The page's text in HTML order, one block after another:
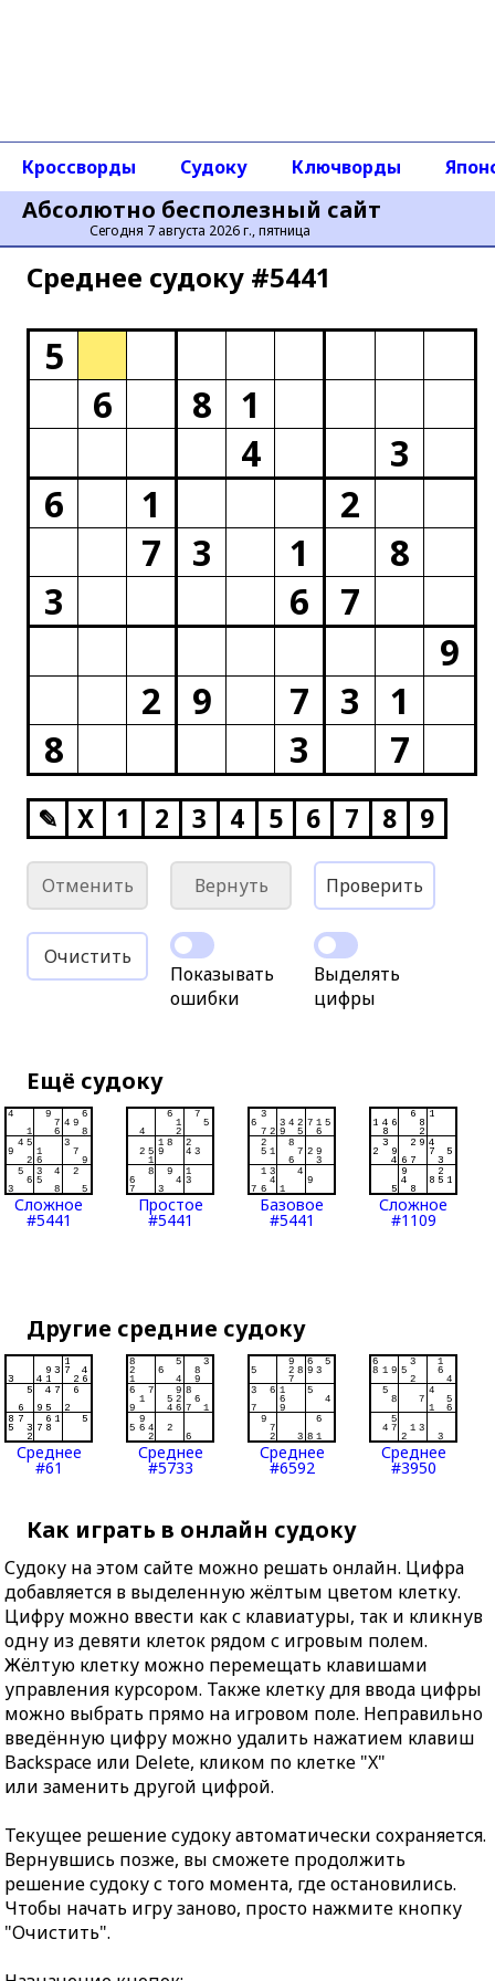
Абсолютно бесполезный сайт
Сегодня 7 августа 2026 г., пятница
Кроссворды Судоку Ключворды
Среднее cудоку #5441
5
6
8
1
4
3
6
1
2
7
3 1
8
3
6
7
9
2
9 7 3
1
8
3 7
✎ X 1 2 3 4 5 6 7 8 9
Отменить Вернуть Проверить
Очистить
Показывать
ошибки
Выделять
цифры
Ещё судоку
Сложное
#5441
Простое
#5441
Базовое
#5441
Сложное
#1109
Другие средние судоку
Среднее
#61
Среднее
#5733
Среднее
#6592
Среднее
#3950
Как играть в онлайн судоку
Судоку на этом сайте можно решать онлайн. Цифра
добавляется в выделенную жёлтым цветом клетку.
Цифру можно ввести как с клавиатуры, так и кликнув
одну из девяти клеток рядом с игровым полем.
Жёлтую клетку можно перемещать клавишами
управления курсором. Также клетку для ввода цифры
можно выбрать прямо на игровом поле. Неправильно
введённую цифру можно удалить нажатием клавиш
Backspace или Delete, кликом по клетке "X"
или заменить другой цифрой.
Текущее решение судоку автоматически сохраняется.
Вернувшись позже, вы сможете продолжить
решение судоку с того момента, где остановились.
Чтобы начать игру заново, просто нажмите кнопку
"Очистить".